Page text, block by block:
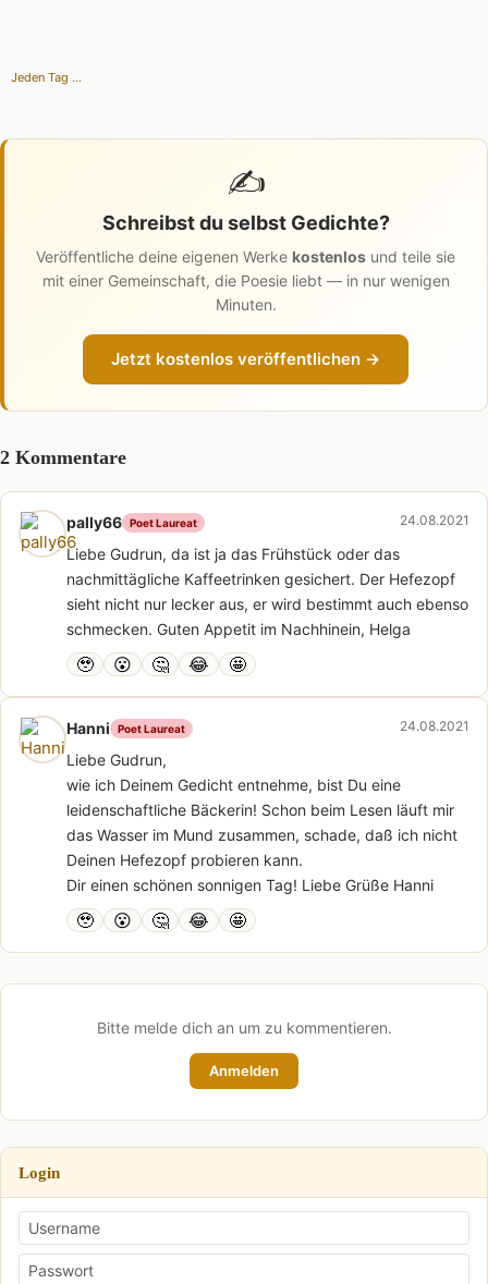
Jeden Tag ...
✍️
Schreibst du selbst Gedichte?
Veröffentliche deine eigenen Werke kostenlos und teile sie
mit einer Gemeinschaft, die Poesie liebt — in nur wenigen
Minuten.
Jetzt kostenlos veröffentlichen →
2 Kommentare
pally66 Poet Laureat 24.08.2021
Liebe Gudrun, da ist ja das Frühstück oder das
nachmittägliche Kaffeetrinken gesichert. Der Hefezopf
sieht nicht nur lecker aus, er wird bestimmt auch ebenso
schmecken. Guten Appetit im Nachhinein, Helga
🥹 😮 🤔 😂 🤩
Hanni Poet Laureat 24.08.2021
Liebe Gudrun,
wie ich Deinem Gedicht entnehme, bist Du eine
leidenschaftliche Bäckerin! Schon beim Lesen läuft mir
das Wasser im Mund zusammen, schade, daß ich nicht
Deinen Hefezopf probieren kann.
Dir einen schönen sonnigen Tag! Liebe Grüße Hanni
🥹 😮 🤔 😂 🤩
Bitte melde dich an um zu kommentieren.
Anmelden
Login